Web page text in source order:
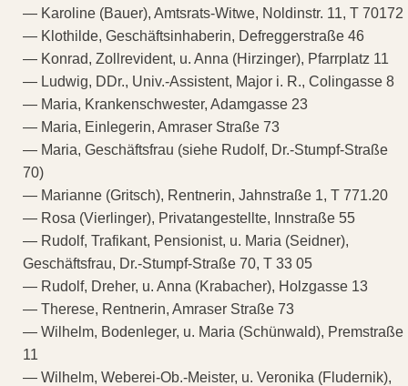
— Karoline (Bauer), Amtsrats-Witwe, Noldinstr. 11, T 70172
— Klothilde, Geschäftsinhaberin, Defreggerstraße 46
— Konrad, Zollrevident, u. Anna (Hirzinger), Pfarrplatz 11
— Ludwig, DDr., Univ.-Assistent, Major i. R., Colingasse 8
— Maria, Krankenschwester, Adamgasse 23
— Maria, Einlegerin, Amraser Straße 73
— Maria, Geschäftsfrau (siehe Rudolf, Dr.-Stumpf-Straße
70)
— Marianne (Gritsch), Rentnerin, Jahnstraße 1, T 771.20
— Rosa (Vierlinger), Privatangestellte, Innstraße 55
— Rudolf, Trafikant, Pensionist, u. Maria (Seidner),
Geschäftsfrau, Dr.-Stumpf-Straße 70, T 33 05
— Rudolf, Dreher, u. Anna (Krabacher), Holzgasse 13
— Therese, Rentnerin, Amraser Straße 73
— Wilhelm, Bodenleger, u. Maria (Schünwald), Premstraße
11
— Wilhelm, Weberei-Ob.-Meister, u. Veronika (Fludernik),